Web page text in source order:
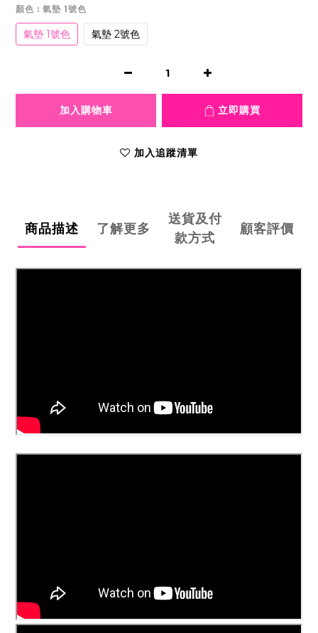
顏色 : 氣墊 1號色
氣墊 1號色 氣墊 2號色
加入購物車 立即購買
加入追蹤清單
商品描述 了解更多
送貨及付
款方式
顧客評價